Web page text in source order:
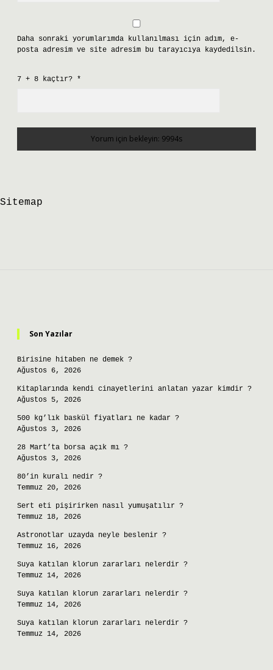
Daha sonraki yorumlarımda kullanılması için adım, e-
posta adresim ve site adresim bu tarayıcıya kaydedilsin.
7 + 8 kaçtır? *
Sitemap
Son Yazılar
Birisine hitaben ne demek ?
Ağustos 6, 2026
Kitaplarında kendi cinayetlerini anlatan yazar kimdir ?
Ağustos 5, 2026
500 kg’lık baskül fiyatları ne kadar ?
Ağustos 3, 2026
28 Mart’ta borsa açık mı ?
Ağustos 3, 2026
80’in kuralı nedir ?
Temmuz 20, 2026
Sert eti pişirirken nasıl yumuşatılır ?
Temmuz 18, 2026
Astronotlar uzayda neyle beslenir ?
Temmuz 16, 2026
Suya katılan klorun zararları nelerdir ?
Temmuz 14, 2026
Suya katılan klorun zararları nelerdir ?
Temmuz 14, 2026
Suya katılan klorun zararları nelerdir ?
Temmuz 14, 2026